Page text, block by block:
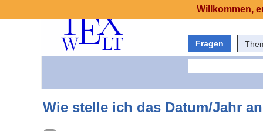
Fragen
Wie stelle ich das Datum/Jahr
Willkommen,